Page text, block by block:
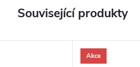
Související produkty
Akce